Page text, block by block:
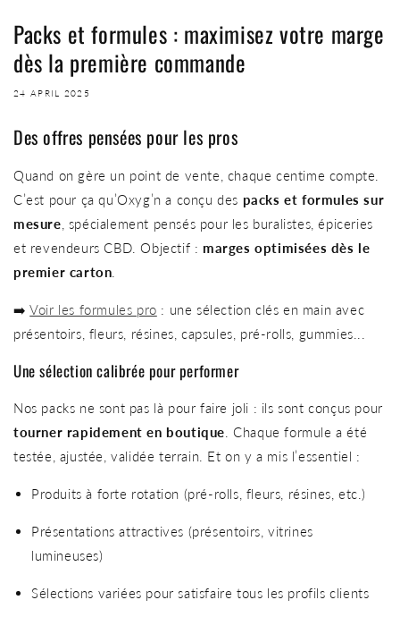
Packs et formules : maximisez votre marge
dès la première commande
24 APRIL 2025
Des offres pensées pour les pros
Quand on gère un point de vente, chaque centime compte.
C’est pour ça qu’Oxyg’n a conçu des packs et formules sur
mesure , spécialement pensés pour les buralistes, épiceries
et revendeurs CBD. Objectif : marges optimisées dès le
premier carton
➡️Voir les formules pro : une sélection clés en main avec
présentoirs, fleurs, résines, capsules, pré-rolls, gummies...
Une sélection calibrée pour performer
Nos packs ne sont pas là pour faire joli : ils sont conçus pour
tourner rapidement en boutique . Chaque formule a été
testée, ajustée, validée terrain. Et on y a mis l’essentiel :
Produits à forte rotation (pré-rolls, fleurs, résines, etc.)
Présentations attractives (présentoirs, vitrines
lumineuses)
Sélections variées pour satisfaire tous les profils clients